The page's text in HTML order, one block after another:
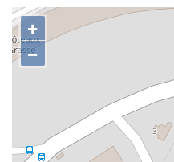
+
−